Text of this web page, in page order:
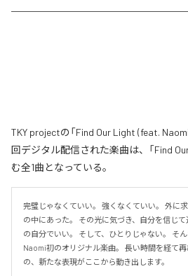
TKY projectの「Find Our Light (feat.
回デジタル配信された楽曲は、「Find
む全1曲となっている。
完璧じゃなくていい。 強くなくていい。 外に
の中にあった。 その光に気づき、自分を信じ
の自分でいい。 そして、ひとりじゃない。 そ
Naomi初のオリジナル楽曲。 長い時間を経て
の、新たな表現がここから動き出します。